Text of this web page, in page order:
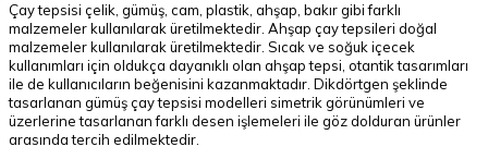
Çay tepsisi çelik, gümüş, cam, plastik, ahşap, bakır gibi farklı
malzemeler kullanılarak üretilmektedir. Ahşap çay tepsileri doğal
malzemeler kullanılarak üretilmektedir. Sıcak ve soğuk içecek
kullanımları için oldukça dayanıklı olan ahşap tepsi, otantik tasarımları
ile de kullanıcıların beğenisini kazanmaktadır. Dikdörtgen şeklinde
tasarlanan gümüş çay tepsisi modelleri simetrik görünümleri ve
üzerlerine tasarlanan farklı desen işlemeleri ile göz dolduran ürünler
arasında tercih edilmektedir.